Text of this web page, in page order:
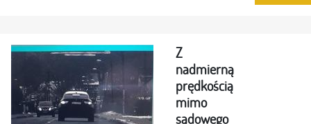
Z
nadmierną
prędkością
mimo
sądowego